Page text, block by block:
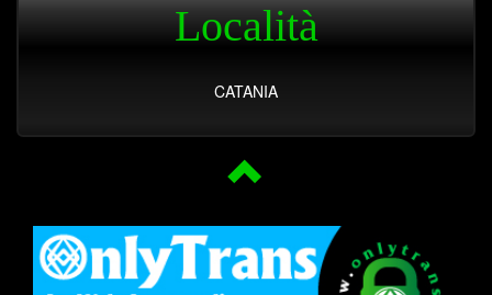
Località
CATANIA